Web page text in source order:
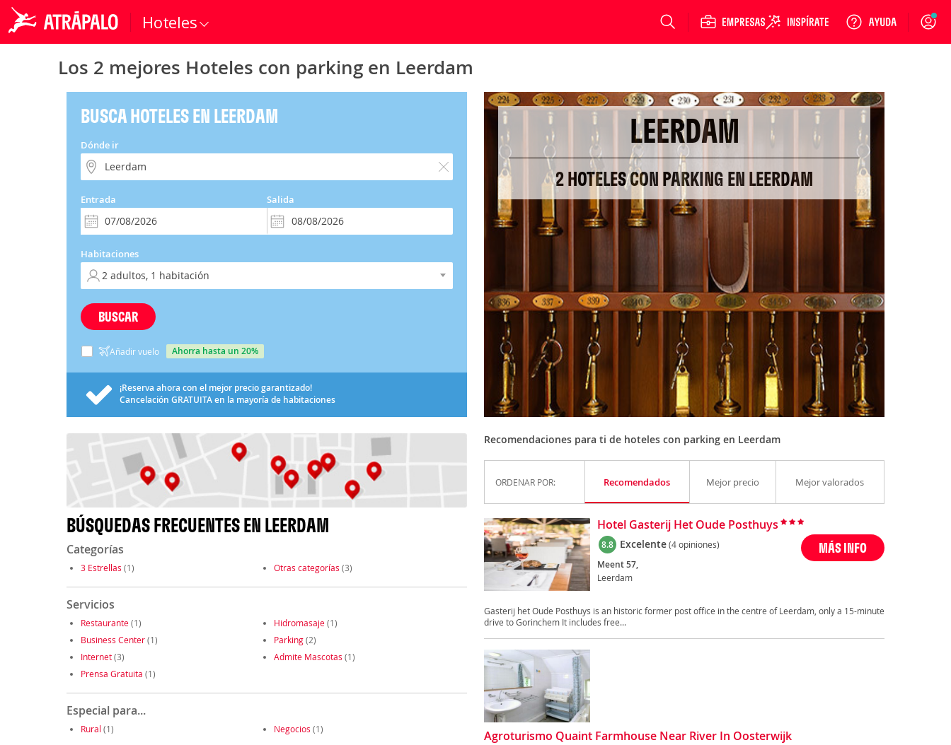
Hoteles Login
Los 2 mejores Hoteles con parking en Leerdam
BUSCA HOTELES EN LEERDAM
Dónde ir
Entrada Salida
Habitaciones
BUSCAR
Añadir vuelo ahorra hasta un 20%
¡Reserva ahora con el mejor precio garantizado!
Cancelación GRATUITAen la mayoría de habitaciones
BÚSQUEDAS FRECUENTES EN LEERDAM
Categorías
3 Estrellas (1) Otras categorías (3)
Servicios
Restaurante(1) Hidromasaje(1)
Business Center(1) Parking(2)
Internet(3) Admite Mascotas (1)
Prensa Gratuita (1)
Especial para...
Rural (1) Negocios (1)
LEERDAM
2 HOTELES CON PARKING EN LEERDAM
Recomendaciones para ti de hoteles con parking en Leerdam
ORDENAR POR: Recomendados Mejor precio Mejor valorados
Hotel Gasterij Het Oude Posthuys
8.8 Excelente(4 opiniones)
Meent 57,
Leerdam
MÁS INFO
Gasterij het Oude Posthuys is an historic former post office in the centre of Leerdam, only a 15-minute
drive to Gorinchem It includes free...
Agroturismo Quaint Farmhouse Near River In Oosterwijk